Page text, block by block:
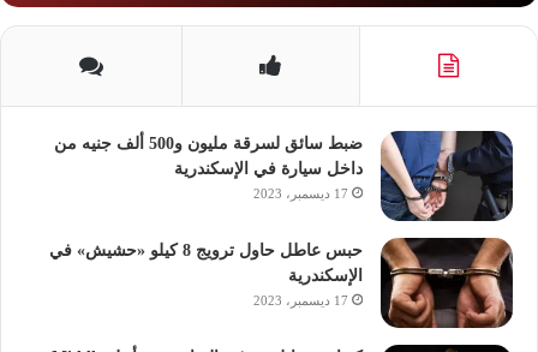
ضبط سائق لسرقة مليون و500 ألف جنيه من
داخل سيارة في الإسكندرية
17 ديسمبر، 2023
حبس عاطل حاول ترويج 8 كيلو «حشيش» في
الإسكندرية
17 ديسمبر، 2023